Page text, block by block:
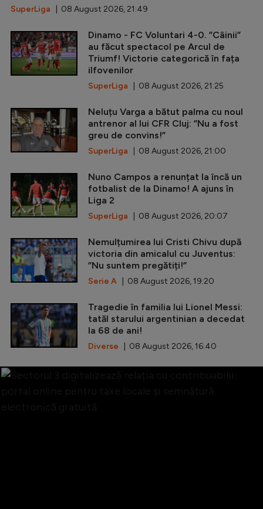
SuperLiga | 08 August 2026, 21:49
Dinamo - FC Voluntari 4-0. ”Câinii”
au făcut spectacol pe Arcul de
Triumf! Victorie categorică în fața
ilfovenilor
SuperLiga | 08 August 2026, 21:25
Neluțu Varga a bătut palma cu noul
antrenor al lui CFR Cluj: ”Nu a fost
greu de convins!”
SuperLiga | 08 August 2026, 21:00
Nuno Campos a renunțat la încă un
fotbalist de la Dinamo! A ajuns în
Liga 2
SuperLiga | 08 August 2026, 20:07
Nemulțumirea lui Cristi Chivu după
victoria din amicalul cu Juventus:
”Nu suntem pregătiți!”
Serie A | 08 August 2026, 19:20
Tragedie în familia lui Lionel Messi:
tatăl starului argentinian a decedat
la 68 de ani!
Diverse | 08 August 2026, 16:40